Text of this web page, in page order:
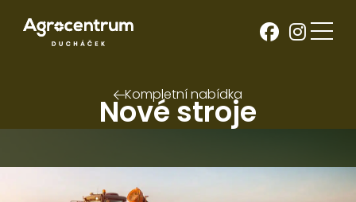
Kompletní nabídka
Nové stroje